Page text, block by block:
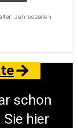
Jahreszeiten
schon
hier